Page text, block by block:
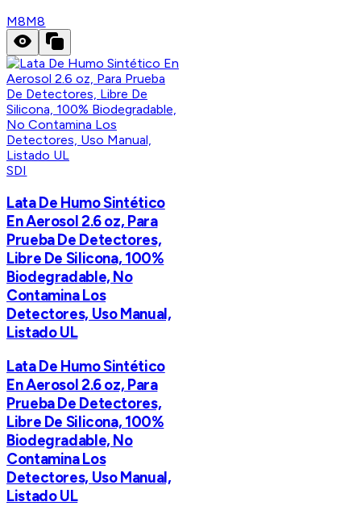
M8M8
SDI
Lata De Humo Sintético
En Aerosol 2.6 oz, Para
Prueba De Detectores,
Libre De Silicona, 100%
Biodegradable, No
Contamina Los
Detectores, Uso Manual,
Listado UL
Lata De Humo Sintético
En Aerosol 2.6 oz, Para
Prueba De Detectores,
Libre De Silicona, 100%
Biodegradable, No
Contamina Los
Detectores, Uso Manual,
Listado UL